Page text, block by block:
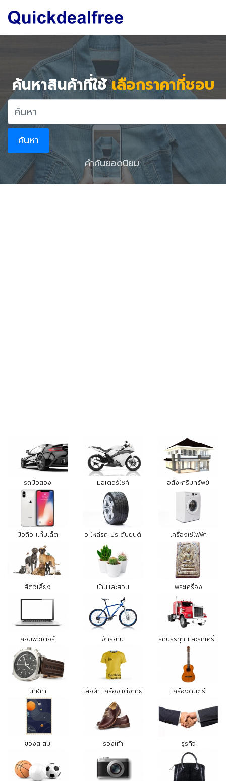
ค้นหาสินค้าที่ใช้เลือกราคาที่ชอบ
ค้นหา
คำค้นยอดนิยม:
รถมือสอง มอเตอร์ไซค์ อสังหาริมทรัพย์
มือถือ แท๊บเล็ต อะไหล่รถ ประดับยนต์ เครื่องใช้ไฟฟ้า
สัตว์เลี้ยง บ้านและสวน พระเครื่อง
คอมพิวเตอร์ จักรยาน รถบรรทุก และรถเครื่องจักรกล
นาฬิกา เสื้อผ้า เครื่องแต่งกาย เครื่องดนตรี
ของสะสม รองเท้า ธุรกิจ